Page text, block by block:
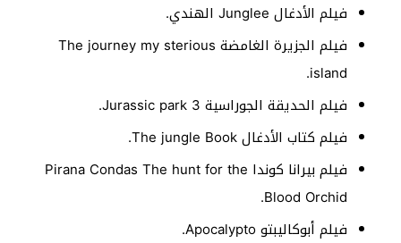
فيلم الأدغال Junglee الهندي.
فيلم الجزيرة الغامضة The journey my sterious
island.
فيلم الحديقة الجوراسية Jurassic park 3.
فيلم كتاب الأدغال The jungle Book.
فيلم بيرانا كوندا Pirana Condas The hunt for the
Blood Orchid.
فيلم أبوكاليبتو Apocalypto.